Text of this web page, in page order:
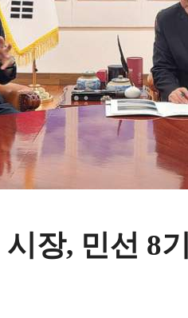
장, 민선 8